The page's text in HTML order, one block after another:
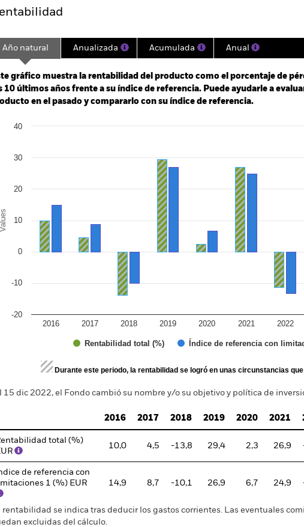
2003-04-01 00:00:00 to 2026-07-31 00:00:00.
0 to 750.
Año natural Anualizada Acumulada Anual
gráfico muestra la rentabilidad del producto como el porcentaje de
10 últimos años frente a su índice de referencia. Puede ayudarle a
en el pasado y compararlo con su índice de referencia.
chart with 2 data series.
Values
Rentabilidad total (%) Índice de referencia con
2016 2017 2018 2019 2020 2021 2022
-20
-10
0
10
20
30
40
of interactive chart.
Durante este periodo, la rentabilidad se logró en unas circunstancias
15 dic 2022, el Fondo cambió su nombre y/o su objetivo y política de
2016 2017 2018 2019 2020 2021
total (%)
10,0 4,5 -13,8 29,4 2,3 26,9
de referencia con
1 (%) EUR
14,9 8,7 -10,1 26,9 6,7 24,9
rentabilidad se indica tras deducir los gastos corrientes. Las eventuales
excluidas del cálculo.